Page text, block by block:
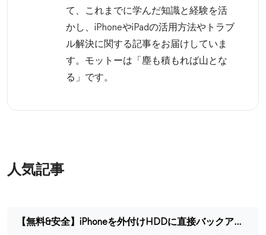
て、これまでに学んだ知識と経験を活
かし、iPhoneやiPadの活用方法やトラブ
ル解決に関する記事をお届けしていま
す。モットーは「塵も積もれば山とな
る」です。
人気記事
【無料&安全】iPhoneを外付けHDDに直接バックアップする方法